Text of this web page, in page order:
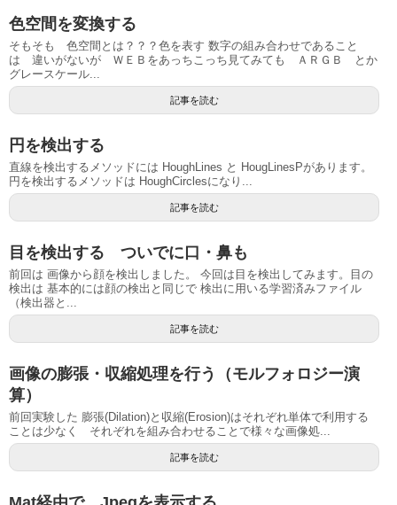
色空間を変換する
そもそも 色空間とは？？？色を表す 数字の組み合わせであること
は 違いがないが ＷＥＢをあっちこっち見てみても ＡＲＧＢ とか
グレースケール...
記事を読む
円を検出する
直線を検出するメソッドには HoughLines と HougLinesPがあります。
円を検出するメソッドは HoughCirclesになり...
記事を読む
目を検出する ついでに口・鼻も
前回は 画像から顔を検出しました。 今回は目を検出してみます。目の
検出は 基本的には顔の検出と同じで 検出に用いる学習済みファイル
（検出器と...
記事を読む
画像の膨張・収縮処理を行う（モルフォロジー演
算）
前回実験した 膨張(Dilation)と収縮(Erosion)はそれぞれ単体で利用する
ことは少なく それぞれを組み合わせることで様々な画像処...
記事を読む